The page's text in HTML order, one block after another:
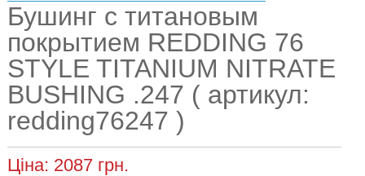
Бушинг с титановым
покрытием REDDING 76
STYLE TITANIUM NITRATE
BUSHING .247 ( артикул:
redding76247 )
Ціна: 2087 грн.